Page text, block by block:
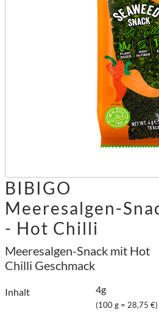
BIBIGO
Meeresalgen-
- Hot Chilli
Meeresalgen-Snack mit Hot
Chilli Geschmack
Inhalt 4g
(100 g = 28,75 €)